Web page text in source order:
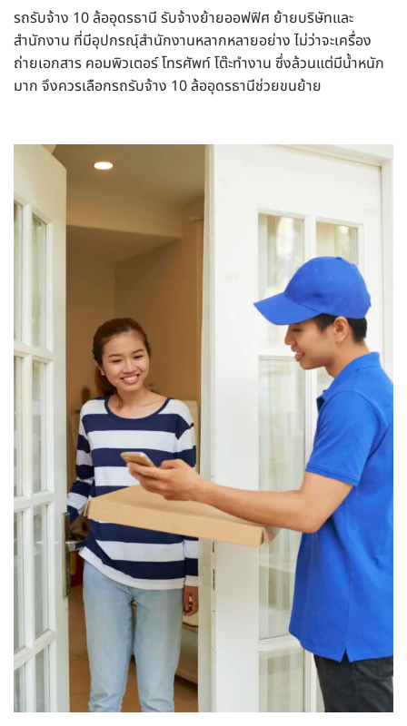
รถรับจ้าง 10 ล้ออุดรธานี รับจ้างย้ายออฟฟิศ ย้ายบริษัทและ
สำนักงาน ที่มีอุปกรณฺ์สำนักงานหลากหลายอย่าง ไม่ว่าจะเครื่อง
ถ่ายเอกสาร คอมพิวเตอร์ โทรศัพท์ โต๊ะทำงาน ซึ่งล้วนแต่มีน้ำหนัก
มาก จึงควรเลือกรถรับจ้าง 10 ล้ออุดรธานีช่วยขนย้าย